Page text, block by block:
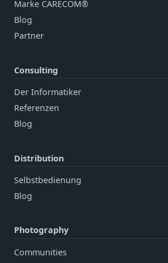
Marke CARECOM®
Blog
Partner
Consulting
Der Informatiker
Referenzen
Blog
Distribution
Selbstbedienung
Blog
Photography
Communities